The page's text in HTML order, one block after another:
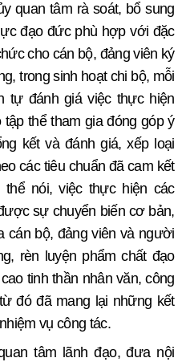
quan tâm rà soát, bổ sung
đạo đức phù hợp với đặc
cho cán bộ, đảng viên ký
trong sinh hoạt chi bộ, mỗi
tự đánh giá việc thực hiện
thể tham gia đóng góp ý
kết và đánh giá, xếp loại
các tiêu chuẩn đã cam kết
nói, việc thực hiện các
sự chuyển biến cơ bản,
cán bộ, đảng viên và người
rèn luyện phẩm chất đạo
tinh thần nhân văn, công
đó đã mang lại những kết
vụ công tác.
tâm lãnh đạo, đưa nội